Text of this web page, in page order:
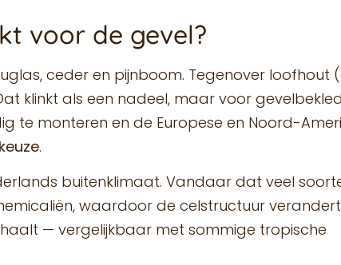
voor de gevel?
ceder en pijnboom. Tegenover loofhout
klinkt als een nadeel, maar voor
te monteren en de Europese en Noord-
.
buitenklimaat. Vandaar dat veel
waardoor de celstructuur
— vergelijkbaar met sommige tropische